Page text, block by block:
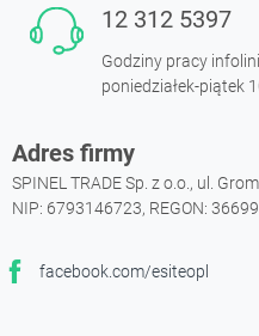
12 312 5397
Godziny pracy
poniedziałek-piątek
Adres firmy
SPINEL TRADE Sp. z o.o., ul.
NIP: 6793146723, REGON:
facebook.com/esiteopl
Facebook